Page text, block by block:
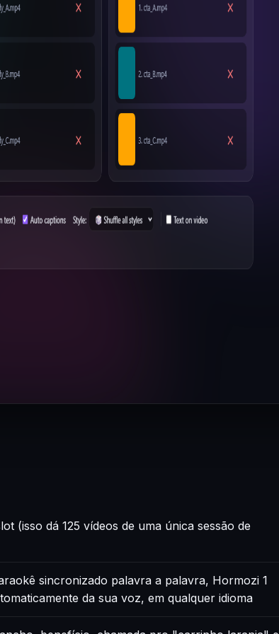
(isso dá 125 vídeos de uma única sessão de
sincronizado palavra a palavra, Hormozi 1
da sua voz, em qualquer idioma